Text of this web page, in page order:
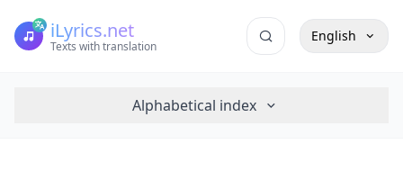
iLyrics.net
Texts with translation
English
Alphabetical index